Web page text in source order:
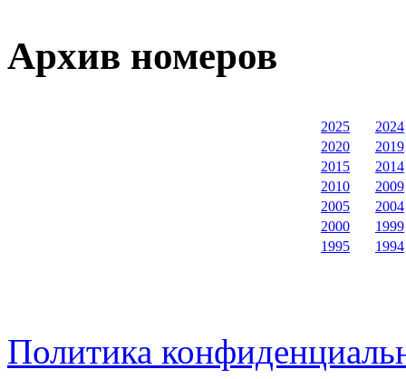
Архив номеров
2025
2024
2020
2019
2015
2014
2010
2009
2005
2004
2000
1999
1995
1994
Политика